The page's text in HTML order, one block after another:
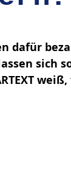
dafür
sich
weiß,